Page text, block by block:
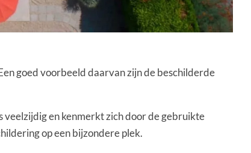
goed voorbeeld daarvan zijn de beschilderde
en kenmerkt zich door de gebruikte
op een bijzondere plek.